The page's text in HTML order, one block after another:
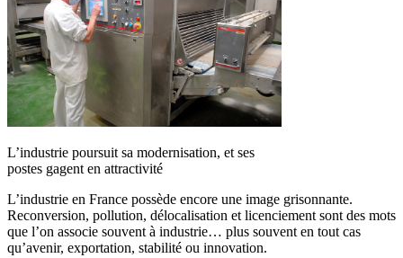
L’industrie poursuit sa modernisation, et ses
postes gagent en attractivité
L’industrie en France possède encore une image grisonnante.
Reconversion, pollution, délocalisation et licenciement sont des mots
que l’on associe souvent à industrie… plus souvent en tout cas
qu’avenir, exportation, stabilité ou innovation.